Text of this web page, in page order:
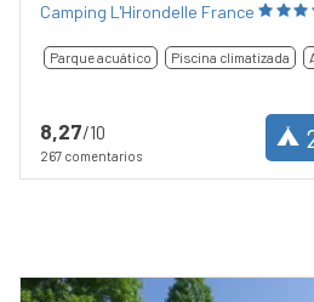
Camping L'Hirondelle France
Parque acuático Piscina climatizada
8,27/10
267 comentarios